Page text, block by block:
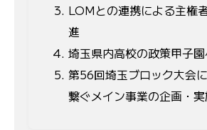
LOMとの連携による主権
進
埼玉県内高校の政策甲子
第56回埼玉ブロック大会
繋ぐメイン事業の企画・